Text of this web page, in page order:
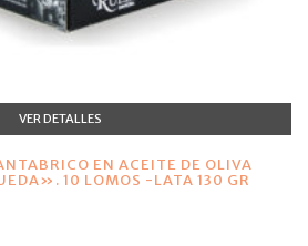
VER DETALLES
EN ACEITE DE OLIVA
10 LOMOS -LATA 130 GR